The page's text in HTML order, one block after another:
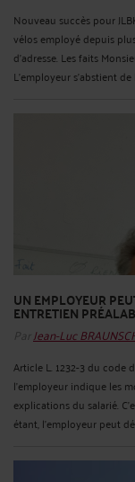
Nouveau succès pour
vélos employé depuis
d’adresse. Les faits
L’employeur s’abstient de
UN EMPLOYEUR
ENTRETIEN
Par Jean-Luc
Article L. 1232-3 du code
l'employeur indique les
explications du salarié.
étant, l’employeur peut